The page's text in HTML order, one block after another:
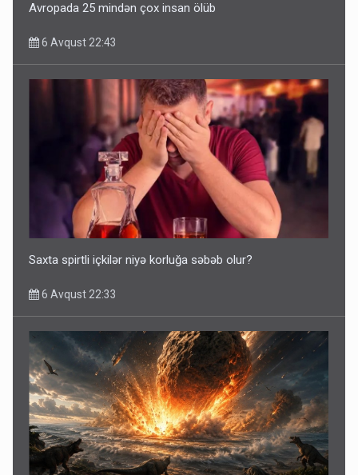
Avropada 25 mindən çox insan ölüb
6 Avqust 22:43
Saxta spirtli içkilər niyə korluğa səbəb olur?
6 Avqust 22:33